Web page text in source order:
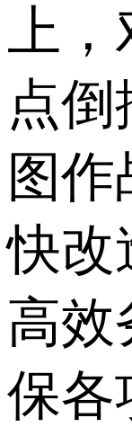
上，
点
图
快改
高效
保各